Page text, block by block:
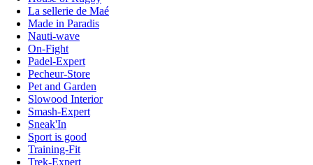
La sellerie de Maé
Made in Paradis
Nauti-wave
On-Fight
Padel-Expert
Pecheur-Store
Pet and Garden
Slowood Interior
Smash-Expert
Sneak'In
Sport is good
Training-Fit
Trek-Expert